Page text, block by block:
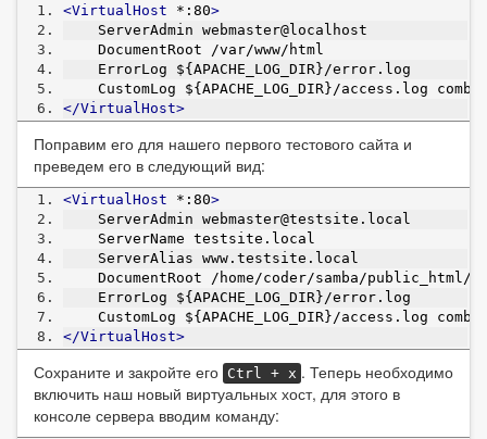
<VirtualHost *:80>
    ServerAdmin webmaster@localhost
    DocumentRoot /var/www/html
    ErrorLog ${APACHE_LOG_DIR}/error.log
CustomLog ${APACHE_LOG_DIR}/access.log
</VirtualHost>
Поправим его для нашего первого тестового сайта и
преведем его в следующий вид:
<VirtualHost *:80>
    ServerAdmin webmaster@testsite.local
    ServerName testsite.local
    ServerAlias www.testsite.local
DocumentRoot /home/coder/samba/public_html/
    ErrorLog ${APACHE_LOG_DIR}/error.log
CustomLog ${APACHE_LOG_DIR}/access.log
</VirtualHost>
Сохраните и закройте его Ctrl + x . Теперь необходимо
включить наш новый виртуальных хост, для этого в
консоле сервера вводим команду: